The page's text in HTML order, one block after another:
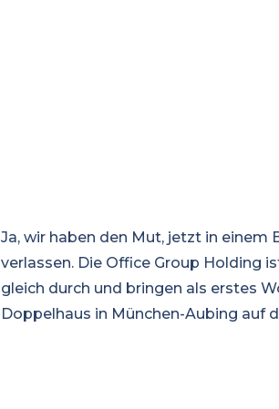
Ja, wir haben den Mut, jetzt in einem
verlassen. Die Office Group Holding
gleich durch und bringen als erstes
Doppelhaus in München-Aubing auf